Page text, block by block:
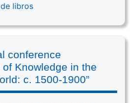
libros
conference
of Knowledge in the
c. 1500-1900”